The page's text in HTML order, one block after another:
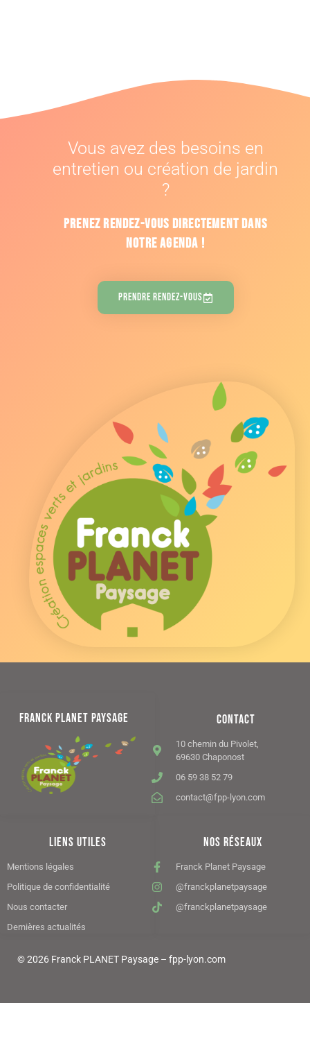
Vous avez des besoins en
entretien ou création de jardin
?
Prenez rendez-vous directement dans
notre agenda !
Prendre Rendez-Vous
NOS RÉSEAUX
Franck Planet Paysage
@franckplanetpaysage
@franckplanetpaysage
LIENS UTILES
Mentions légales
Politique de confidentialité
Nous contacter
Dernières actualités
CONTACT
10 chemin du Pivolet,
69630 Chaponost
06 59 38 52 79
contact@fpp-lyon.com
FRANCK PLANET PAYSAGE
© 2026 Franck PLANET Paysage – fpp-lyon.com